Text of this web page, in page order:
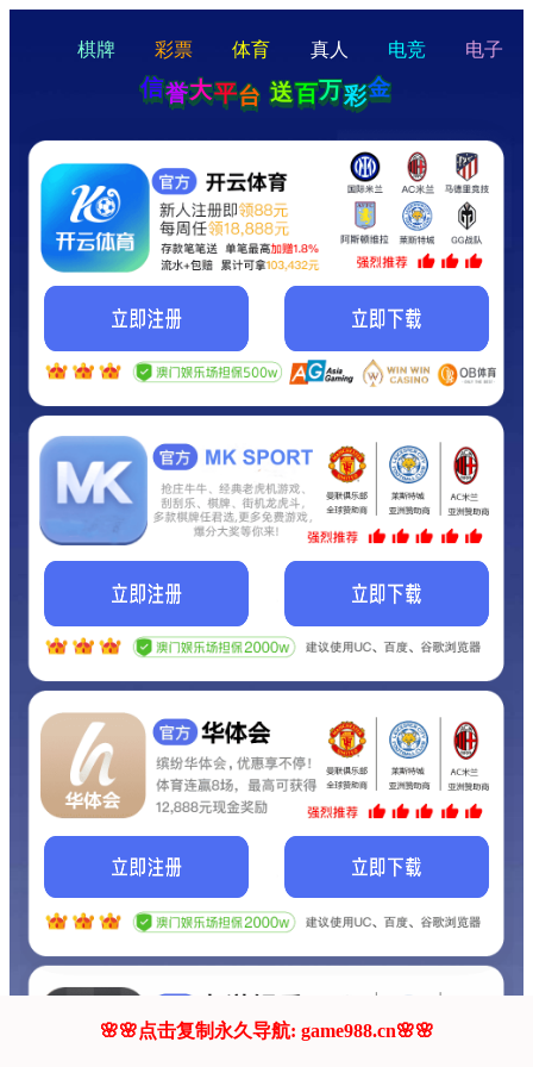
hello
Hey Guys!
我们即将上线啦...
我们的网站正在建设.
它将是非常棒的网站.
联系我们!